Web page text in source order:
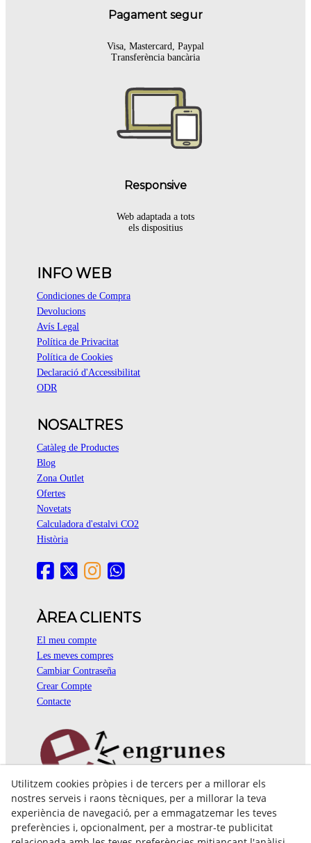
Pagament segur
Visa, Mastercard, Paypal
Transferència bancària
Responsive
Web adaptada a tots
els dispositius
INFO WEB
Condiciones de Compra
Devolucions
Avís Legal
Política de Privacitat
Política de Cookies
Declaració d'Accessibilitat
ODR
NOSALTRES
Catàleg de Productes
Blog
Zona Outlet
Ofertes
Novetats
Calculadora d'estalvi CO2
Història
ÀREA CLIENTS
El meu compte
Les meves compres
Cambiar Contraseña
Crear Compte
Contacte
Pol. Ind. Coll de Montcada
Cr. Roca Plana, 14-16
08110 Montcada i Reixac (Barcelona)
935 829 999
engrunes@engrunes.org
Utilitzem cookies pròpies i de tercers per a millorar els
nostres serveis i raons tècniques, per a millorar la teva
experiència de navegació, per a emmagatzemar les teves
preferències i, opcionalment, per a mostrar-te publicitat